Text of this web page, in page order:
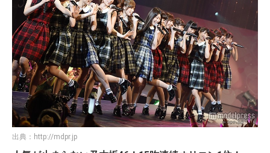
▼15作連続でオリコン首位を獲得！アイドル街道爆
進中の「乃木坂46」